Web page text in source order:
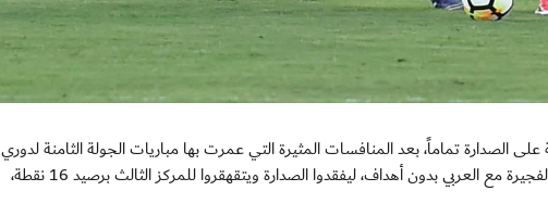
خريطة المنافسة على الصدارة تماماً، بعد المنافسات المثيرة التي عمرت بها مباريات الجولة الثامنة لدوري
الدرجة الأولى التي إنتهت مساء اليوم ، حيث تعادل ذئاب الفجيرة مع العربي بدون أهداف، ليفقدوا الصدارة ويتقهقروا للمركز الثالث برصيد 16 نقطة،